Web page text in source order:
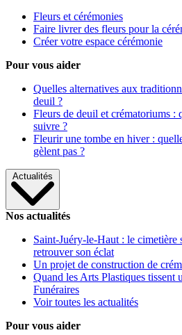
Fleurs et cérémonies
Faire livrer des fleurs pour la
Créer votre espace cérémonie
Pour vous aider
Quelles alternatives aux
deuil ?
Fleurs de deuil et crématoriums :
suivre ?
Fleurir une tombe en hiver :
gèlent pas ?
Actualités
Nos actualités
Saint-Juéry-le-Haut : le cimetière
retrouver son éclat
Un projet de construction de
Quand les Arts Plastiques tissent
Funéraires
Voir toutes les actualités
Pour vous aider